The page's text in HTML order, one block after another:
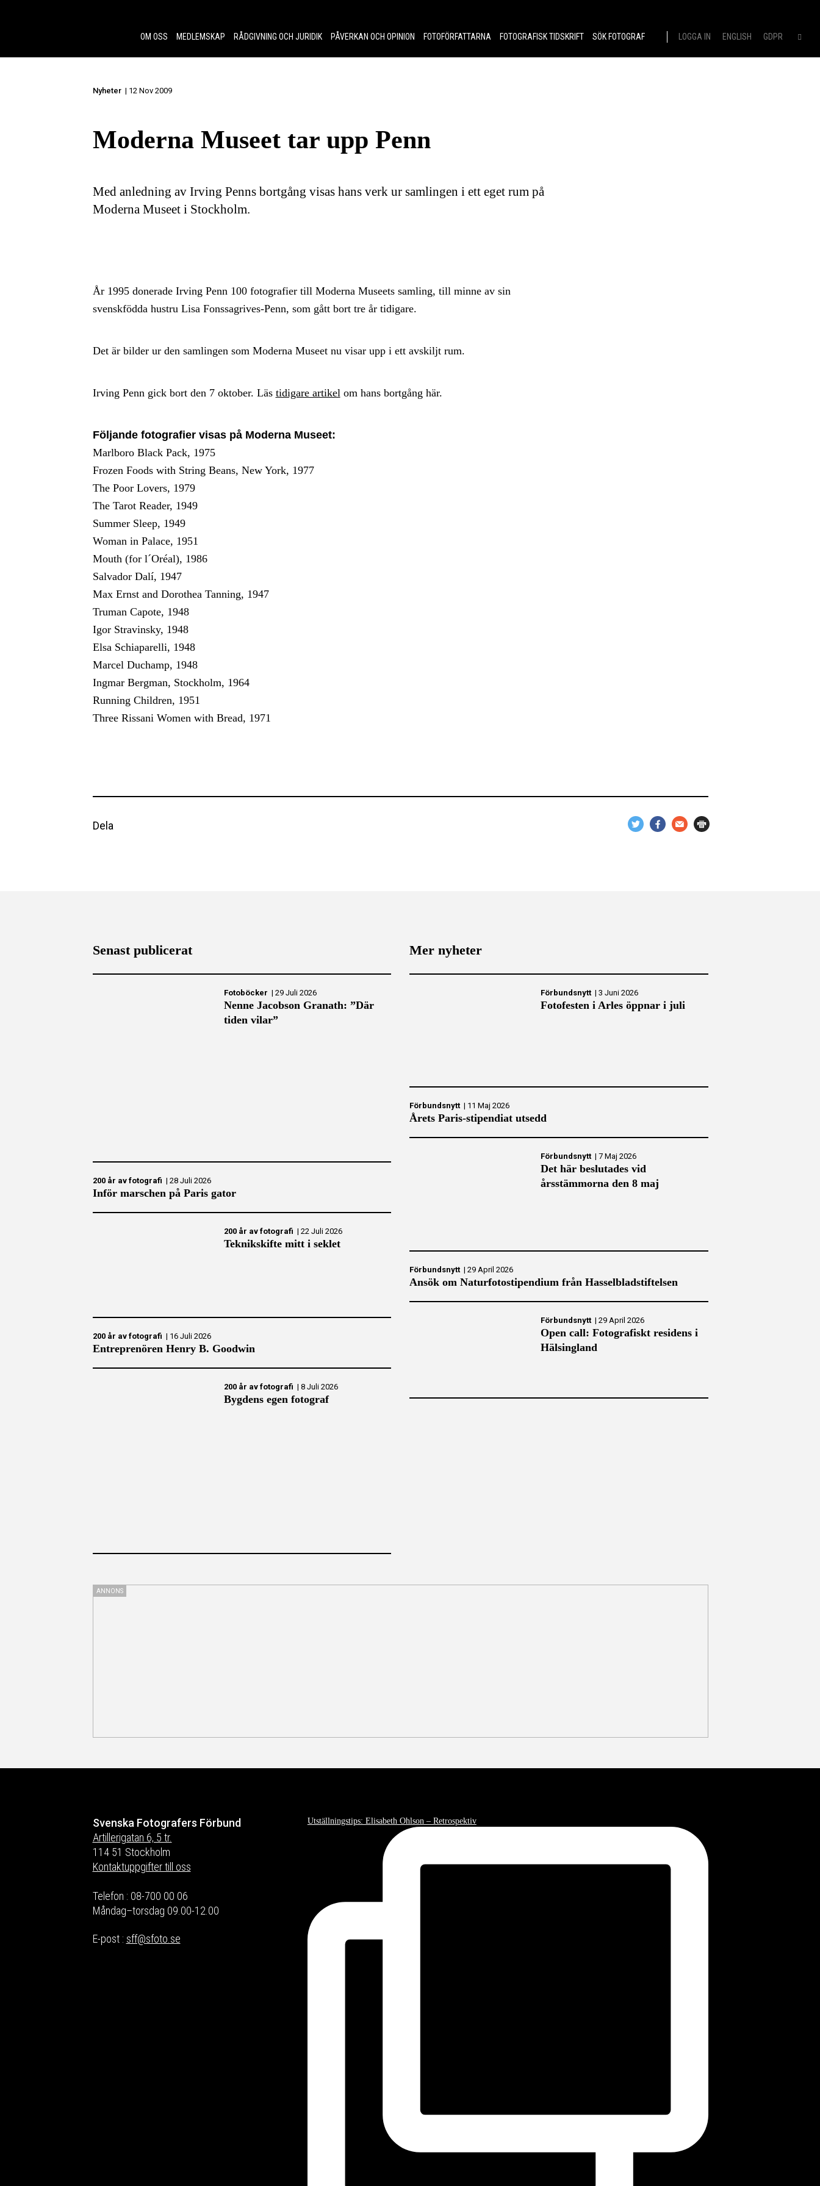
OM OSS
MEDLEMSKAP RÅDGIVNING OCH JURIDIK PÅVERKAN OCH OPINION FOTOFÖRFATTARNA FOTOGRAFISK TIDSKRIFT SÖK FOTOGRAF LOGGA IN ENGLISH GDPR
Nyheter | 12 Nov 2009
Moderna Museet tar upp Penn
Med anledning av Irving Penns bortgång visas hans verk ur samlingen i ett eget rum på
Moderna Museet i Stockholm.
År 1995 donerade Irving Penn 100 fotografier till Moderna Museets samling, till minne av sin
svenskfödda hustru Lisa Fonssagrives-Penn, som gått bort tre år tidigare.
Det är bilder ur den samlingen som Moderna Museet nu visar upp i ett avskiljt rum.
Irving Penn gick bort den 7 oktober. Läs tidigare artikelom hans bortgång här.
Följande fotografier visas på Moderna Museet:
Marlboro Black Pack, 1975
Frozen Foods with String Beans, New York, 1977
The Poor Lovers, 1979
The Tarot Reader, 1949
Summer Sleep, 1949
Woman in Palace, 1951
Mouth (for l´Oréal), 1986
Salvador Dalí, 1947
Max Ernst and Dorothea Tanning, 1947
Truman Capote, 1948
Igor Stravinsky, 1948
Elsa Schiaparelli, 1948
Marcel Duchamp, 1948
Ingmar Bergman, Stockholm, 1964
Running Children, 1951
Three Rissani Women with Bread, 1971
Dela
Senast publicerat
Fotoböcker | 29 Juli 2026
Nenne Jacobson Granath: ”Där
tiden vilar”
200 år av fotografi | 28 Juli 2026
Inför marschen på Paris gator
200 år av fotografi | 22 Juli 2026
Teknikskifte mitt i seklet
200 år av fotografi | 16 Juli 2026
Entreprenören Henry B. Goodwin
200 år av fotografi | 8 Juli 2026
Bygdens egen fotograf
Mer nyheter
Förbundsnytt | 3 Juni 2026
Fotofesten i Arles öppnar i juli
Förbundsnytt | 11 Maj 2026
Årets Paris-stipendiat utsedd
Förbundsnytt | 7 Maj 2026
Det här beslutades vid
årsstämmorna den 8 maj
Förbundsnytt | 29 April 2026
Ansök om Naturfotostipendium från Hasselbladstiftelsen
Förbundsnytt | 29 April 2026
Open call: Fotografiskt residens i
Hälsingland
ANNONS
Utställningstips: Elisabeth Ohlson – Retrospektiv
Svenska Fotografers Förbund
Artillerigatan 6, 5 tr.
114 51 Stockholm
Kontaktuppgifter till oss
Telefon : 08-700 00 06
Måndag–torsdag 09.00-12.00
E-post : sff@sfoto.se